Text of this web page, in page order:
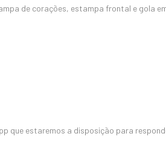
de corações, estampa frontal e gola
que estaremos a disposição para